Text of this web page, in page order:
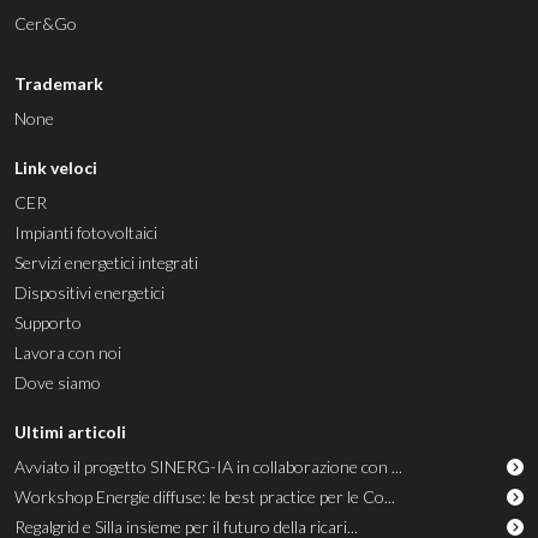
Cer&Go
Trademark
None
Link veloci
CER
Impianti fotovoltaici
Servizi energetici integrati
Dispositivi energetici
Supporto
Lavora con noi
Dove siamo
Ultimi articoli
Avviato il progetto SINERG-IA in collaborazione con ...
Workshop Energie diffuse: le best practice per le Co...
Regalgrid e Silla insieme per il futuro della ricari...